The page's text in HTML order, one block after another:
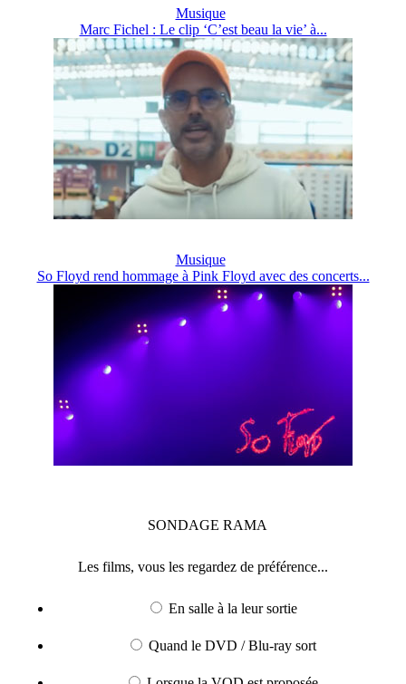
Musique
Marc Fichel : Le clip ‘C’est beau la vie’ à...
Musique
So Floyd rend hommage à Pink Floyd avec des concerts...
SONDAGE RAMA
Les films, vous les regardez de préférence...
En salle à la leur sortie
Quand le DVD / Blu-ray sort